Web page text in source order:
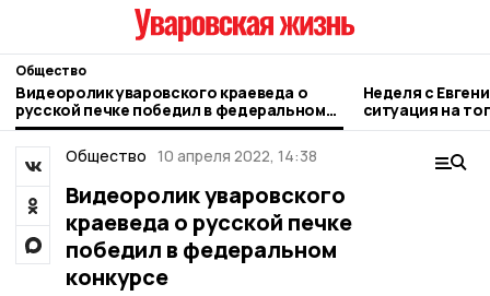
Общество
Видеоролик уваровского краеведа о
русской печке победил в федеральном
конкурсе
Неделя с
ситуация на
городе и
Общество 10 апреля 2022, 14:38
Видеоролик уваровского
краеведа о русской печке
победил в федеральном
конкурсе